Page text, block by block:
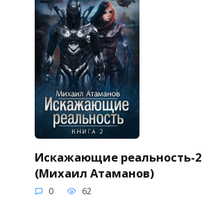
Искажающие реальность-2
(Михаил Атаманов)
0 62